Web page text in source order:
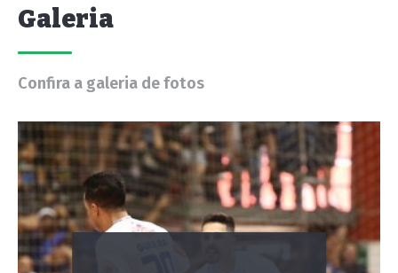
Galeria
Confira a galeria de fotos